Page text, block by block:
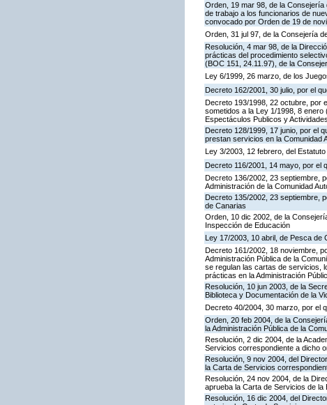
Orden, 19 mar 98, de la
de trabajo a los funcionarios de
convocado por Orden de 19 de
Orden, 31 jul 97, de la Consejería
Resolución, 4 mar 98, de la
prácticas del procedimiento
(BOC 151, 24.11.97), de la
Ley 6/1999, 26 marzo, de los
Decreto 162/2001, 30 julio, por el
Decreto 193/1998, 22 octubre, por
sometidos a la Ley 1/1998, 8
Espectáculos Publicos y
Decreto 128/1999, 17 junio, por el
prestan servicios en la Comunidad
Ley 3/2003, 12 febrero, del
Decreto 116/2001, 14 mayo, por el
Decreto 136/2002, 23 septiembre,
Administración de la Comunidad
Decreto 135/2002, 23 septiembre,
de Canarias
Orden, 10 dic 2002, de la
Inspección de Educación
Ley 17/2003, 10 abril, de Pesca de
Decreto 161/2002, 18 noviembre,
Administración Pública de la
se regulan las cartas de servicios,
prácticas en la Administración
Resolución, 10 jun 2003, de la
Biblioteca y Documentación de la
Decreto 40/2004, 30 marzo, por el
Orden, 20 feb 2004, de la
la Administración Pública de la
Resolución, 2 dic 2004, de la
Servicios correspondiente a dicho
Resolución, 9 nov 2004, del
la Carta de Servicios
Resolución, 24 nov 2004, de la
aprueba la Carta de Servicios de
Resolución, 16 dic 2004, del